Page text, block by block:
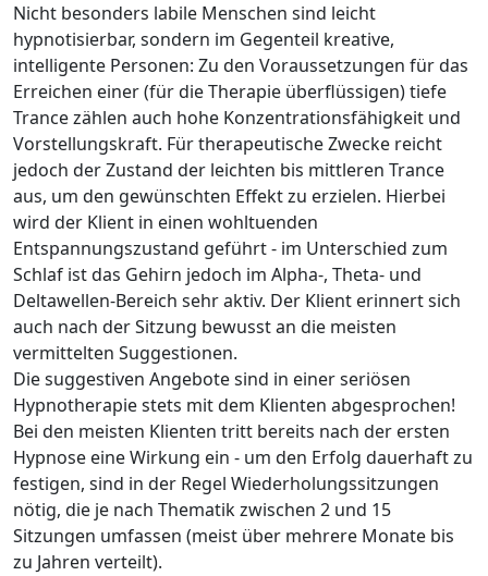
Nicht besonders labile Menschen sind leicht
hypnotisierbar, sondern im Gegenteil kreative,
intelligente Personen: Zu den Voraussetzungen für das
Erreichen einer (für die Therapie überflüssigen) tiefe
Trance zählen auch hohe Konzentrationsfähigkeit und
Vorstellungskraft. Für therapeutische Zwecke reicht
jedoch der Zustand der leichten bis mittleren Trance
aus, um den gewünschten Effekt zu erzielen. Hierbei
wird der Klient in einen wohltuenden
Entspannungszustand geführt - im Unterschied zum
Schlaf ist das Gehirn jedoch im Alpha-, Theta- und
Deltawellen-Bereich sehr aktiv. Der Klient erinnert sich
auch nach der Sitzung bewusst an die meisten
vermittelten Suggestionen.
Die suggestiven Angebote sind in einer seriösen
Hypnotherapie stets mit dem Klienten abgesprochen!
Bei den meisten Klienten tritt bereits nach der ersten
Hypnose eine Wirkung ein - um den Erfolg dauerhaft zu
festigen, sind in der Regel Wiederholungssitzungen
nötig, die je nach Thematik zwischen 2 und 15
Sitzungen umfassen (meist über mehrere Monate bis
zu Jahren verteilt).